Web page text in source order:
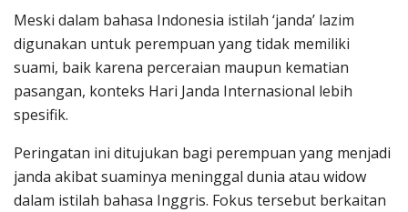
Meski dalam bahasa Indonesia istilah ‘janda’ lazim
digunakan untuk perempuan yang tidak memiliki
suami, baik karena perceraian maupun kematian
pasangan, konteks Hari Janda Internasional lebih
spesifik.
Peringatan ini ditujukan bagi perempuan yang menjadi
janda akibat suaminya meninggal dunia atau widow
dalam istilah bahasa Inggris. Fokus tersebut berkaitan